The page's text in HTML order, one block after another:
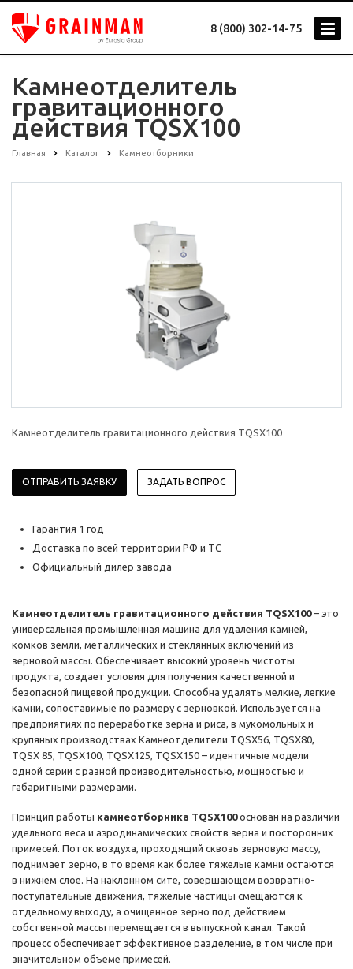
8 (800) 302-14-75
Камнеотделитель
гравитационного
действия TQSX100
Главная Каталог Камнеотборники
Камнеотделитель гравитационного действия TQSX100
ОТПРАВИТЬ ЗАЯВКУ ЗАДАТЬ ВОПРОС
Гарантия 1 год
Доставка по всей территории РФ и ТС
Официальный дилер завода
Камнеотделитель гравитационного действия TQSX100– это
универсальная промышленная машина для удаления камней,
комков земли, металлических и стеклянных включений из
зерновой массы. Обеспечивает высокий уровень чистоты
продукта, создает условия для получения качественной и
безопасной пищевой продукции. Способна удалять мелкие, легкие
камни, сопоставимые по размеру с зерновкой. Используется на
предприятиях по переработке зерна и риса, в мукомольных и
крупяных производствах Камнеотделители TQSX56, TQSX80,
TQSX 85, TQSX100, TQSX125, TQSX150 – идентичные модели
одной серии с разной производительностью, мощностью и
габаритными размерами.
Принцип работы камнеотборника TQSX100основан на различии
удельного веса и аэродинамических свойств зерна и посторонних
примесей. Поток воздуха, проходящий сквозь зерновую массу,
поднимает зерно, в то время как более тяжелые камни остаются
в нижнем слое. На наклонном сите, совершающем возвратно-
поступательные движения, тяжелые частицы смещаются к
отдельному выходу, а очищенное зерно под действием
собственной массы перемещается в выпускной канал. Такой
процесс обеспечивает эффективное разделение, в том числе при
значительном объеме примесей.